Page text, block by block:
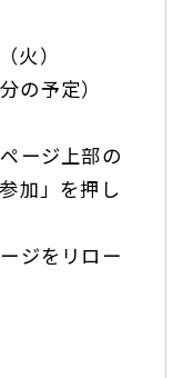
火）
の予定）
ージ上部の
加」を押し
ジをリロー